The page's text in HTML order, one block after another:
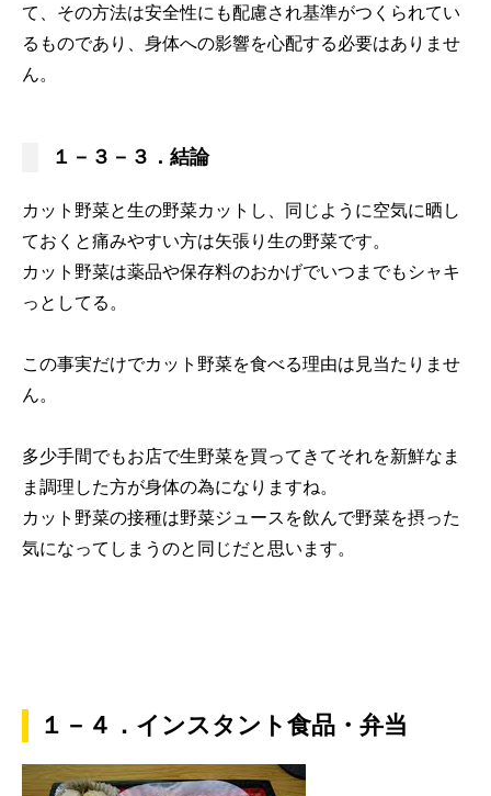
て、その方法は安全性にも配慮され基準がつくられてい
るものであり、身体への影響を心配する必要はありませ
ん。
１－３－３．結論
カット野菜と生の野菜カットし、同じように空気に晒し
ておくと痛みやすい方は矢張り生の野菜です。
カット野菜は薬品や保存料のおかげでいつまでもシャキ
っとしてる。
この事実だけでカット野菜を食べる理由は見当たりませ
ん。
多少手間でもお店で生野菜を買ってきてそれを新鮮なま
ま調理した方が身体の為になりますね。
カット野菜の接種は野菜ジュースを飲んで野菜を摂った
気になってしまうのと同じだと思います。
１－４．インスタント食品・弁当